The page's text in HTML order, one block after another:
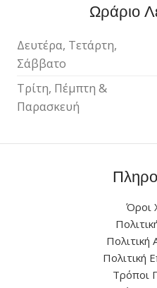
Ωράριο
Δευτέρα, Τετάρτη,
Σάββατο
Τρίτη, Πέμπτη &
Παρασκευή
Όροι
Πολιτική
Πολιτική
Τρόποι